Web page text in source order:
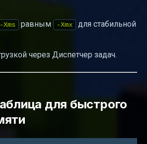
-Xms равным -Xmx
для стабильной
через Диспетчер задач.
для быстрого